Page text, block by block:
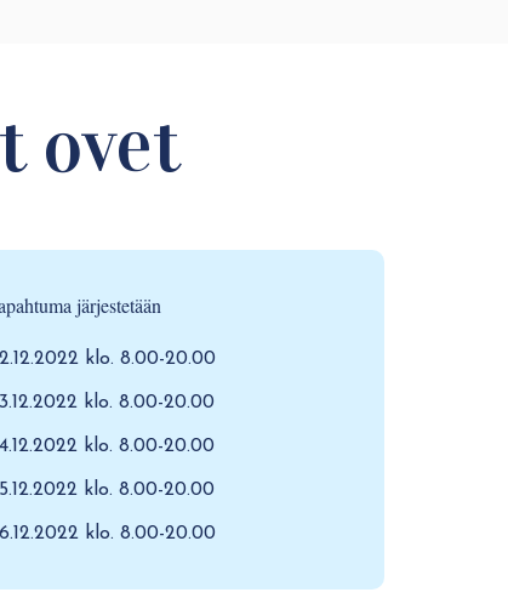
ovet
järjestetään
klo. 8.00-20.00
klo. 8.00-20.00
klo. 8.00-20.00
klo. 8.00-20.00
klo. 8.00-20.00